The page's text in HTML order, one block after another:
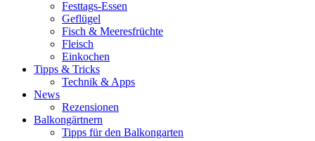
Festtags-Essen
Geflügel
Fisch & Meeresfrüchte
Fleisch
Einkochen
Tipps & Tricks
Technik & Apps
News
Rezensionen
Balkongärtnern
Tipps für den Balkongarten